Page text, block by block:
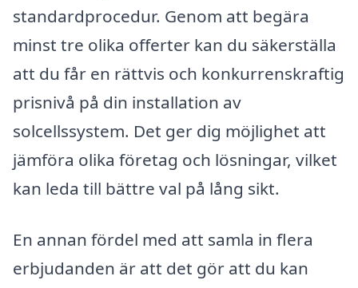
standardprocedur. Genom att begära
minst tre olika offerter kan du säkerställa
att du får en rättvis och konkurrenskraftig
prisnivå på din installation av
solcellssystem. Det ger dig möjlighet att
jämföra olika företag och lösningar, vilket
kan leda till bättre val på lång sikt.
En annan fördel med att samla in flera
erbjudanden är att det gör att du kan